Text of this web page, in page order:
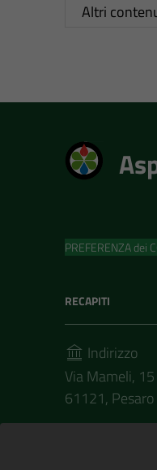
Altri
PREFERENZA dei
RECAPITI
Indirizzo
Via Mameli, 15
61121, Pesaro